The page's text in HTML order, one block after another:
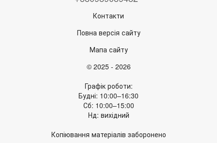
Контакти
Повна версія сайту
Мапа сайту
© 2025 - 2026
Графік роботи:
Будні: 10:00–16:30
Сб: 10:00–15:00
Нд: вихідний
Копіювання матеріалів заборонено